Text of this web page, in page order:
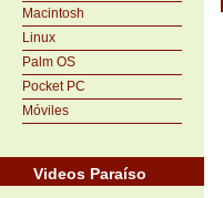
Macintosh
Linux
Palm OS
Pocket PC
Móviles
Videos Paraíso